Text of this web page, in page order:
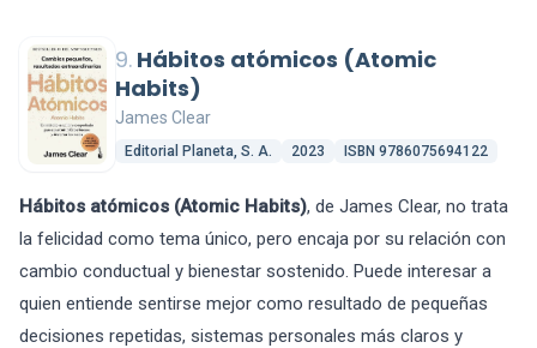
9. Hábitos atómicos (Atomic
Habits)
James Clear
Editorial Planeta, S. A. 2023 ISBN 9786075694122
Hábitos atómicos (Atomic Habits), de James Clear, no trata
la felicidad como tema único, pero encaja por su relación con
cambio conductual y bienestar sostenido. Puede interesar a
quien entiende sentirse mejor como resultado de pequeñas
decisiones repetidas, sistemas personales más claros y